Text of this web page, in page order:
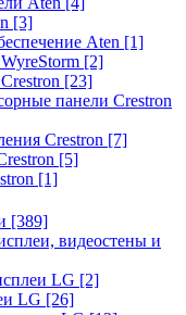
[3]
Aten [1]
[2]
[23]
панели Crestron
Crestron [7]
[5]
[1]
[389]
видеостены и
LG [2]
LG [26]